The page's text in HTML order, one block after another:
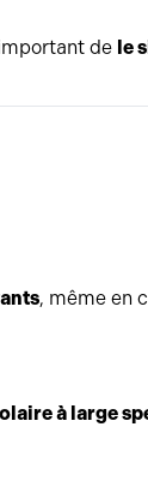
de le
, même en
à large